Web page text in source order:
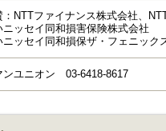
：NTTファイナンス株式会社、
ニッセイ同和損害保険株式会社
ニッセイ同和損保ザ・フェニック
ンユニオン 03-6418-8617